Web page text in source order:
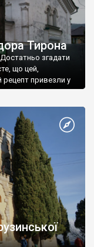
Тирона
згадати
що цей,
рецепт привезли у